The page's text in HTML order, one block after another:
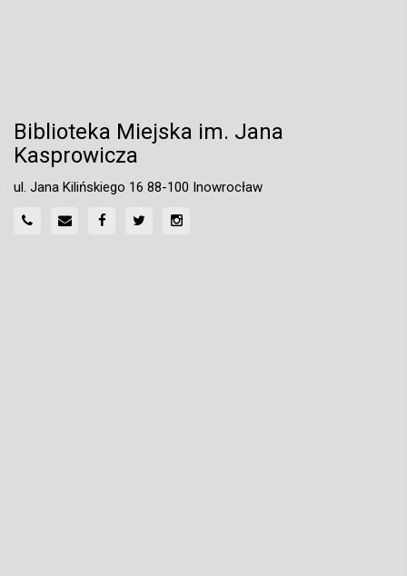
Biblioteka Miejska im. Jana
Kasprowicza
ul. Jana Kilińskiego 16 88-100 Inowrocław